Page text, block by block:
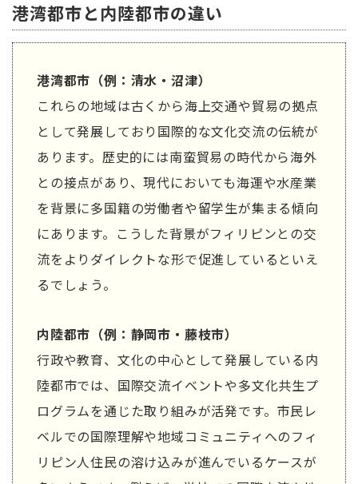
港湾都市と内陸都市の違い
港湾都市（例：清水・沼津）
これらの地域は古くから海上交通や貿易の拠点
として発展しており国際的な文化交流の伝統が
あります。歴史的には南蛮貿易の時代から海外
との接点があり、現代においても海運や水産業
を背景に多国籍の労働者や留学生が集まる傾向
にあります。こうした背景がフィリピンとの交
流をよりダイレクトな形で促進しているといえ
るでしょう。
内陸都市（例：静岡市・藤枝市）
行政や教育、文化の中心として発展している内
陸都市では、国際交流イベントや多文化共生プ
ログラムを通じた取り組みが活発です。市民レ
ベルでの国際理解や地域コミュニティへのフィ
リピン人住民の溶け込みが進んでいるケースが